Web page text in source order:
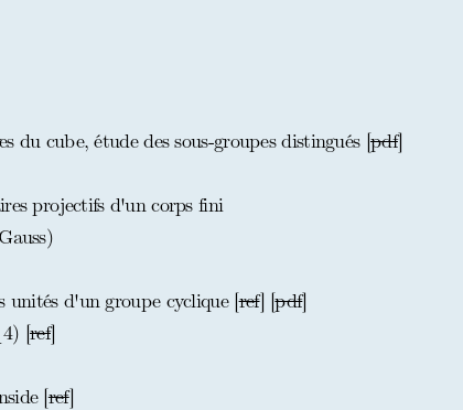
du cube, étude des sous-groupes distingués [pdf]
projectifs d'un corps fini
unités d'un groupe cyclique [ref] [pdf]
[ref]
[ref]